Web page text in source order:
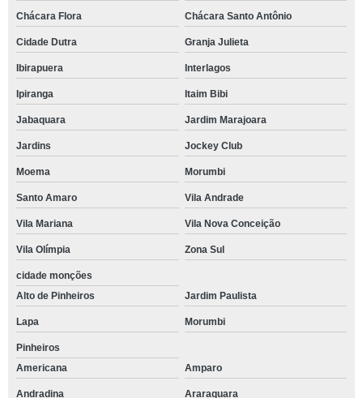
Chácara Flora Chácara Santo Antônio
Cidade Dutra Granja Julieta
Ibirapuera Interlagos
Ipiranga Itaim Bibi
Jabaquara Jardim Marajoara
Jardins Jockey Club
Moema Morumbi
Santo Amaro Vila Andrade
Vila Mariana Vila Nova Conceição
Vila Olímpia Zona Sul
cidade monções
Alto de Pinheiros
Jardim Paulista
Lapa Morumbi
Pinheiros
Americana
Amparo
Andradina Araraquara